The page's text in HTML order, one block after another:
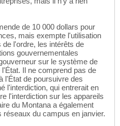
de 10 000 dollars pour
mais exempte l'utilisation
l'ordre, les intérêts de
gouvernementales
sur le système de
Il ne comprend pas de
l'État de poursuivre des
l'interdiction, qui entrerait en
l'interdiction sur les appareils
du Montana a également
réseaux du campus en janvier.